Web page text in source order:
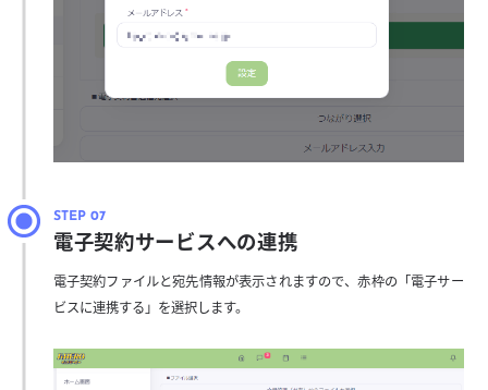
電子契約サービスへの連携
電子契約ファイルと宛先情報が表示されますので、赤枠の「電子サー
ビスに連携する」を選択します。